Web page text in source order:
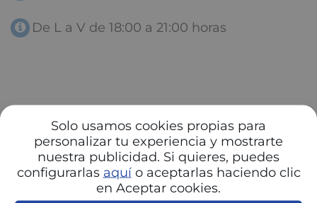
Solo usamos cookies propias para
personalizar tu experiencia y mostrarte
nuestra publicidad. Si quieres, puedes
configurarlas aquío aceptarlas haciendo clic
en Aceptar cookies.
De L a V de 18:00 a 21:00 horas